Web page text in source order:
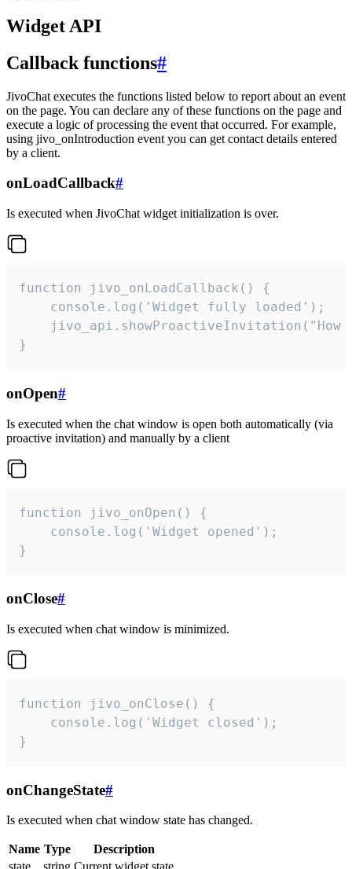
Widget API
Callback functions#
JivoChat executes the functions listed below to report about an event
on the page. You can declare any of these functions on the page and
execute a logic of processing the event that occurred. For example,
using jivo_onIntroduction event you can get contact details entered
by a client.
onLoadCallback#
Is executed when JivoChat widget initialization is over.
function jivo_onLoadCallback() {
    console.log('Widget fully loaded');
jivo_api.showProactiveInvitation("How
}
onOpen#
Is executed when the chat window is open both automatically (via
proactive invitation) and manually by a client
function jivo_onOpen() {
    console.log('Widget opened');
}
onClose#
Is executed when chat window is minimized.
function jivo_onClose() {
    console.log('Widget closed');
}
onChangeState#
Is executed when chat window state has changed.
Name Type
Description